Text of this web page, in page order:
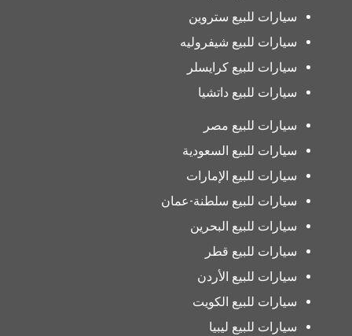
سيارات للبيع ستروين
سيارات للبيع شيفروليه
سيارات للبيع كرايسلر
سيارات للبيع داتشيا
سيارات للبيع مصر
سيارات للبيع السعودية
سيارات للبيع الإمارات
سيارات للبيع سلطنة-عمان
سيارات للبيع البحرين
سيارات للبيع قطر
سيارات للبيع الأردن
سيارات للبيع الكويت
سيارات للبيع ليبيا